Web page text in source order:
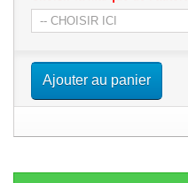
Ajouter au panier